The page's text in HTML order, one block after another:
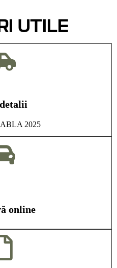
UTILE
2025
online